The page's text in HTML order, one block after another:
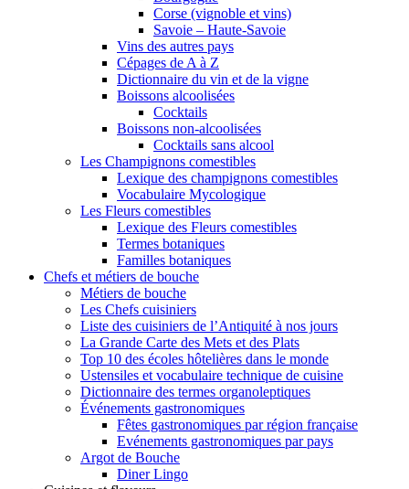
Corse (vignoble et vins)
Savoie – Haute-Savoie
Vins des autres pays
Cépages de A à Z
Dictionnaire du vin et de la vigne
Boissons alcoolisées
Cocktails
Boissons non-alcoolisées
Cocktails sans alcool
Les Champignons comestibles
Lexique des champignons comestibles
Vocabulaire Mycologique
Les Fleurs comestibles
Lexique des Fleurs comestibles
Termes botaniques
Familles botaniques
Chefs et métiers de bouche
Métiers de bouche
Les Chefs cuisiniers
Liste des cuisiniers de l’Antiquité à nos jours
La Grande Carte des Mets et des Plats
Top 10 des écoles hôtelières dans le monde
Ustensiles et vocabulaire technique de cuisine
Dictionnaire des termes organoleptiques
Événements gastronomiques
Fêtes gastronomiques par région française
Evénements gastronomiques par pays
Argot de Bouche
Diner Lingo